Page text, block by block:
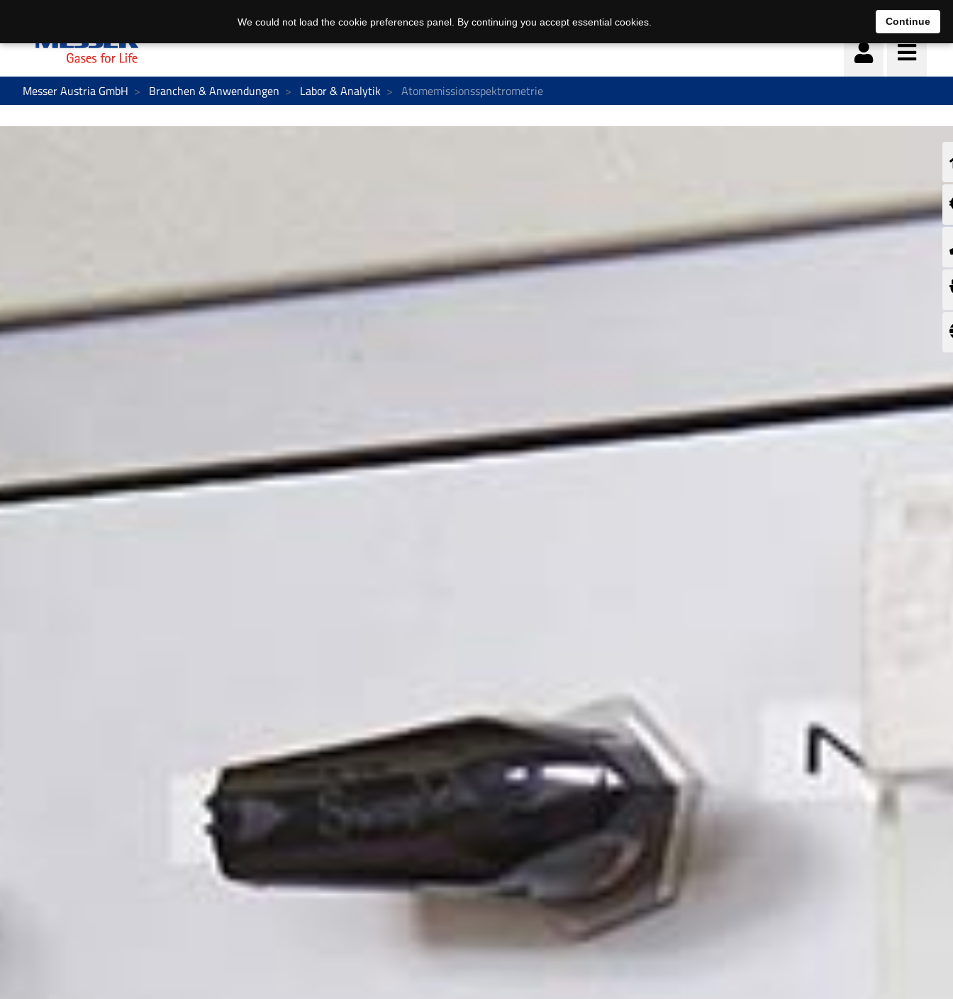
Messer Austria GmbH Branchen & Anwendungen Labor & Analytik Atomemissionsspektrometrie
We could not load the cookie preferences panel. By continuing you accept essential cookies. Continue